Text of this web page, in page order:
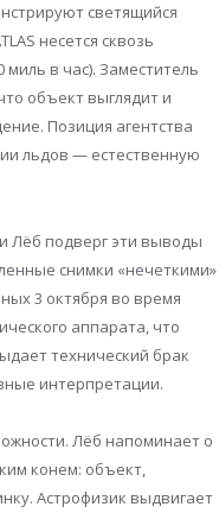
светящийся
несется сквозь
миль в час). Заместитель
объект выглядит и
Позиция агентства
льдов — естественную
Лёб подверг эти выводы
снимки «нечеткими»
3 октября во время
аппарата, что
технический брак
интерпретации.
Лёб напоминает о
конем: объект,
Астрофизик выдвигает